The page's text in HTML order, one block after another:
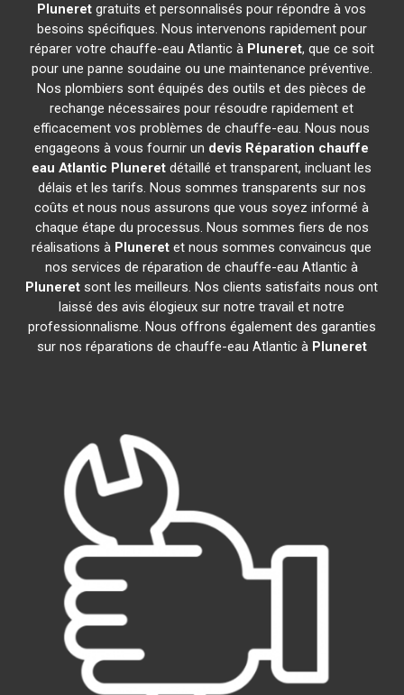
Pluneret gratuits et personnalisés pour répondre à vos
besoins spécifiques. Nous intervenons rapidement pour
réparer votre chauffe-eau Atlantic à Pluneret, que ce soit
pour une panne soudaine ou une maintenance préventive.
Nos plombiers sont équipés des outils et des pièces de
rechange nécessaires pour résoudre rapidement et
efficacement vos problèmes de chauffe-eau. Nous nous
engageons à vous fournir un devis Réparation chauffe
eau Atlantic Pluneret détaillé et transparent, incluant les
délais et les tarifs. Nous sommes transparents sur nos
coûts et nous nous assurons que vous soyez informé à
chaque étape du processus. Nous sommes fiers de nos
réalisations à Pluneret et nous sommes convaincus que
nos services de réparation de chauffe-eau Atlantic à
Pluneret sont les meilleurs. Nos clients satisfaits nous ont
laissé des avis élogieux sur notre travail et notre
professionnalisme. Nous offrons également des garanties
sur nos réparations de chauffe-eau Atlantic à Pluneret